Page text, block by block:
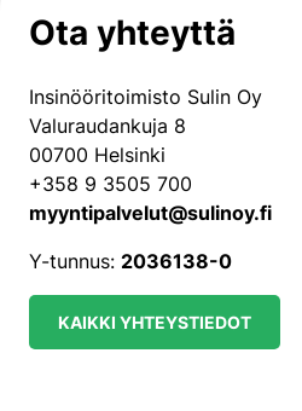
Ota yhteyttä
Insinööritoimisto Sulin Oy
Valuraudankuja 8
00700 Helsinki
+358 9 3505 700
myyntipalvelut@sulinoy.fi
Y-tunnus: 2036138-0
KAIKKI YHTEYSTIEDOT